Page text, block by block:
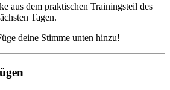
aus dem praktischen Trainingsteil des
Tagen.
deine Stimme unten hinzu!